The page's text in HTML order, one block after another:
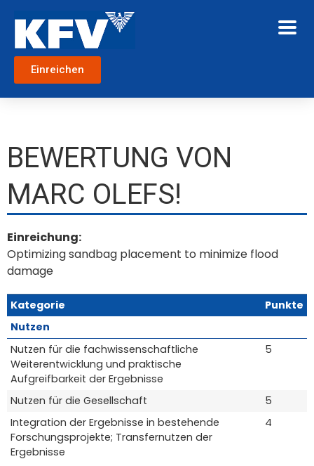
Einreichen
BEWERTUNG VON
MARC OLEFS!
Einreichung:
Optimizing sandbag placement to minimize flood
damage
Kategorie Punkte
Nutzen
Nutzen für die fachwissenschaftliche
Weiterentwicklung und praktische
Aufgreifbarkeit der Ergebnisse
5
Nutzen für die Gesellschaft
5
Integration der Ergebnisse in bestehende
Forschungsprojekte; Transfernutzen der
Ergebnisse
4